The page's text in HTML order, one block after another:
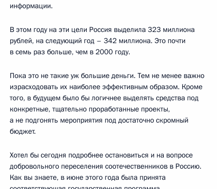
информации.
В этом году на эти цели Россия выделила 323 миллиона
рублей, на следующий год – 342 миллиона. Это почти
в семь раз больше, чем в 2000 году.
Пока это не такие уж большие деньги. Тем не менее важно
израсходовать их наиболее эффективным образом. Кроме
того, в будущем было бы логичнее выделять средства под
конкретные, тщательно проработанные проекты,
а не подгонять мероприятия под достаточно скромный
бюджет.
Хотел бы сегодня подробнее остановиться и на вопросе
добровольного переселения соотечественников в Россию.
Как вы знаете, в июне этого года была принята